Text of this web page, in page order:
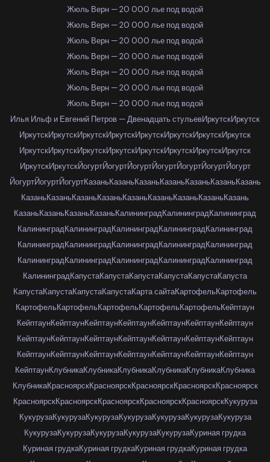
Жюль Верн — 20 000 лье под водой
Жюль Верн — 20 000 лье под водой
Жюль Верн — 20 000 лье под водой
Жюль Верн — 20 000 лье под водой
Жюль Верн — 20 000 лье под водой
Жюль Верн — 20 000 лье под водой
Жюль Верн — 20 000 лье под водой
Илья Ильф и Евгений Петров — Двенадцать стульевИркутскИркутск
ИркутскИркутскИркутскИркутскИркутскИркутскИркутскИркутск
ИркутскИркутскИркутскИркутскИркутскИркутскИркутскИркутск
ИркутскИркутскЙогуртЙогуртЙогуртЙогуртЙогуртЙогуртЙогурт
ЙогуртЙогуртЙогуртКазаньКазаньКазаньКазаньКазаньКазаньКазань
КазаньКазаньКазаньКазаньКазаньКазаньКазаньКазаньКазань
КазаньКазаньКазаньКазаньКалининградКалининградКалининград
КалининградКалининградКалининградКалининградКалининград
КалининградКалининградКалининградКалининградКалининград
КалининградКалининградКалининградКалининградКалининград
КалининградКапустаКапустаКапустаКапустаКапустаКапуста
КапустаКапустаКапустаКапустаКарта сайтаКартофельКартофель
КартофельКартофельКартофельКартофельКартофельКейптаун
КейптаунКейптаунКейптаунКейптаунКейптаунКейптаунКейптаун
КейптаунКейптаунКейптаунКейптаунКейптаунКейптаунКейптаун
КейптаунКейптаунКейптаунКейптаунКейптаунКейптаунКейптаун
КейптаунКлубникаКлубникаКлубникаКлубникаКлубникаКлубника
КлубникаКрасноярскКрасноярскКрасноярскКрасноярскКрасноярск
КрасноярскКрасноярскКрасноярскКрасноярскКрасноярскКукуруза
КукурузаКукурузаКукурузаКукурузаКукурузаКукурузаКукуруза
КукурузаКукурузаКукурузаКукурузаКукурузаКуриная грудка
Куриная грудкаКуриная грудкаКуриная грудкаКуриная грудка